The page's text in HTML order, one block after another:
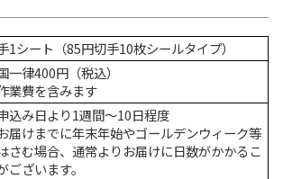
1シート（85円切手10枚シールタイプ）
一律400円（税込）
業費を含みます
込み日より1週間～10日程度
届けまでに年末年始やゴールデンウィーク等
さむ場合、通常よりお届けに日数がかかるこ
ございます。